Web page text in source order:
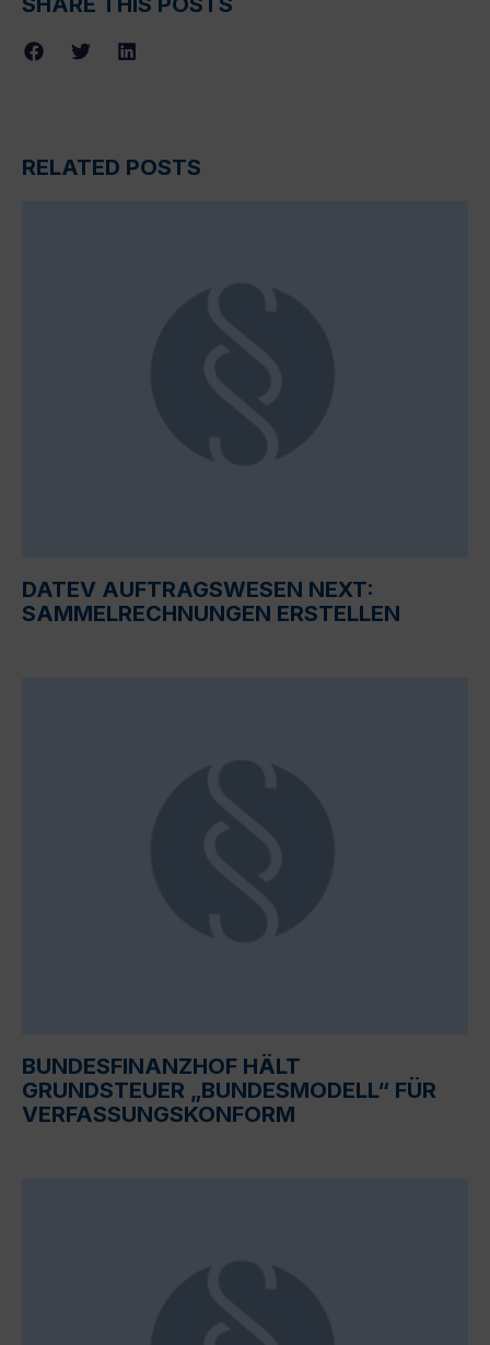
RELATED POSTS
DATEV AUFTRAGSWESEN NEXT:
SAMMELRECHNUNGEN ERSTELLEN
BUNDESFINANZHOF HÄLT
GRUNDSTEUER „BUNDESMODELL“ FÜR
VERFASSUNGSKONFORM